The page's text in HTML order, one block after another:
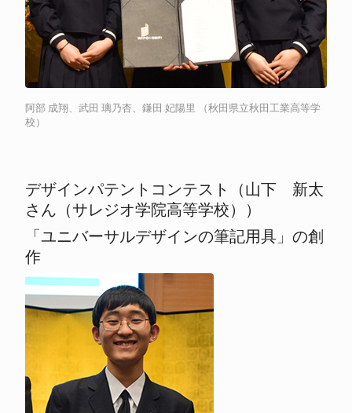
阿部 成翔、武田 璃乃杏、鎌田 妃陽里 （秋田県立秋田工業高等学
校）
デザインパテントコンテスト（山下 新太
さん（サレジオ学院高等学校））
「ユニバーサルデザインの筆記用具」の創
作